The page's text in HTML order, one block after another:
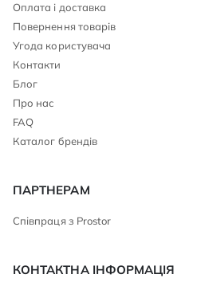
Оплата і доставка
Повернення товарів
Угода користувача
Контакти
Блог
Про нас
FAQ
Каталог брендів
ПАРТНЕРАМ
Співпраця з Prostor
КОНТАКТНА ІНФОРМАЦІЯ